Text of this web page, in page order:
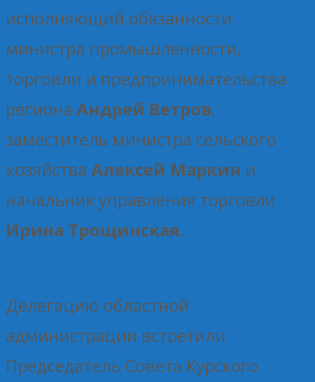
исполняющий обязанности
министра промышленности,
торговли и предпринимательства
региона Андрей Ветров,
заместитель министра сельского
хозяйства Алексей Маркин и
начальник управления торговли
Ирина Трощинская.
Делегацию областной
администрации встретили
Председатель Совета Курского